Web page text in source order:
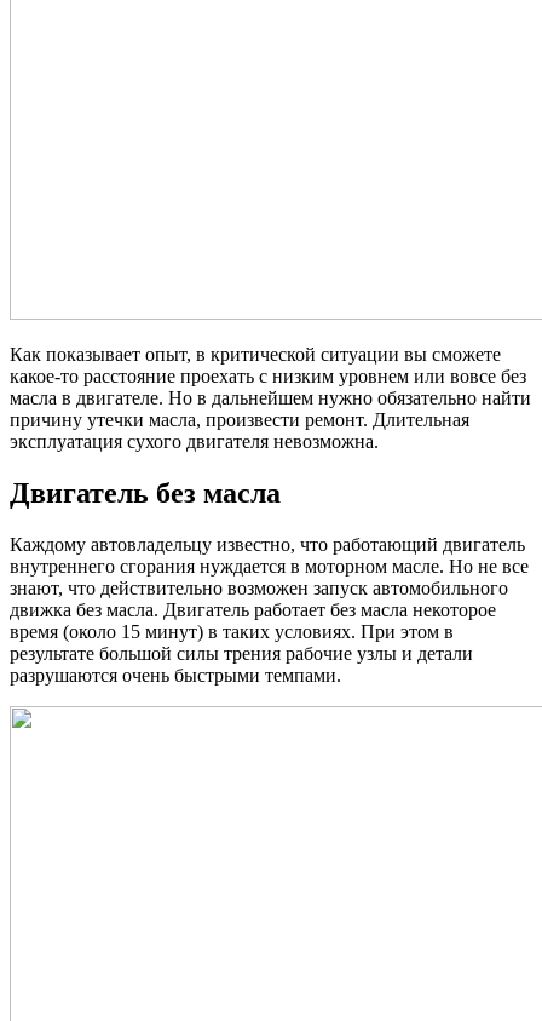
Как показывает опыт, в критической ситуации вы сможете
какое-то расстояние проехать с низким уровнем или вовсе без
масла в двигателе. Но в дальнейшем нужно обязательно найти
причину утечки масла, произвести ремонт. Длительная
эксплуатация сухого двигателя невозможна.
Двигатель без масла
Каждому автовладельцу известно, что работающий двигатель
внутреннего сгорания нуждается в моторном масле. Но не все
знают, что действительно возможен запуск автомобильного
движка без масла. Двигатель работает без масла некоторое
время (около 15 минут) в таких условиях. При этом в
результате большой силы трения рабочие узлы и детали
разрушаются очень быстрыми темпами.